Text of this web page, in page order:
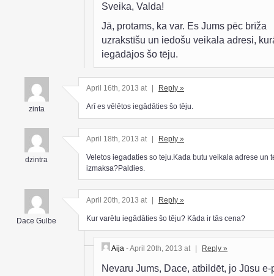
Sveika, Valda!
Jā, protams, ka var. Es Jums pēc brīža
uzrakstīšu un iedošu veikala adresi,
iegādājos šo tēju.
zinta
April 16th, 2013 at Reply »
Arī es vēlētos iegādāties šo tēju.
dzintra
April 18th, 2013 at | Reply »
Veletos iegadaties so teju.Kada butu veikala adrese un
izmaksa?Paldies.
Dace Gulbe
April 20th, 2013 at Reply »
Kur varētu iegādāties šo tēju? Kāda ir tās cena?
Aija - April 20th, 2013 at | Reply »
Nevaru Jums, Dace, atbildēt, jo Jūsu e-